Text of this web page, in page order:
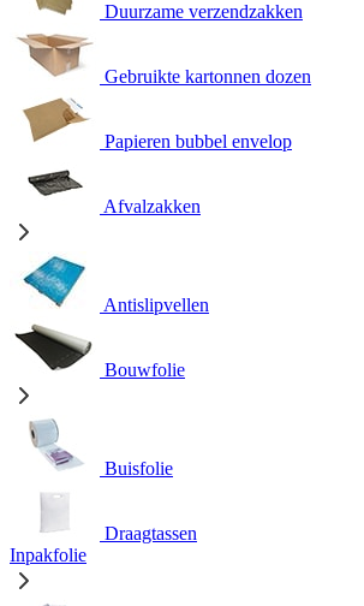
Duurzame verzendzakken
Gebruikte kartonnen dozen
Papieren bubbel envelop
Afvalzakken
Antislipvellen
Bouwfolie
Buisfolie
Draagtassen
Inpakfolie